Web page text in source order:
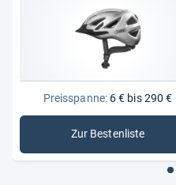
Preisspanne:6 € bis 290 €
Zur Bestenliste
: Fahrradhelme